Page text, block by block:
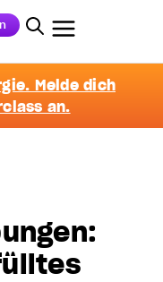
Melde dich
an.